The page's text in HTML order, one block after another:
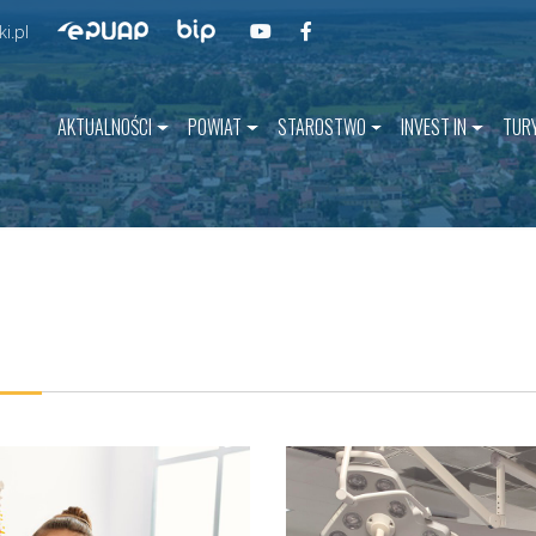
Przejdź do ePUAPPrzejdź do BIPPrzejdź do naszego kanału na
AKTUALNOŚCI POWIAT STAROSTWO INVEST IN